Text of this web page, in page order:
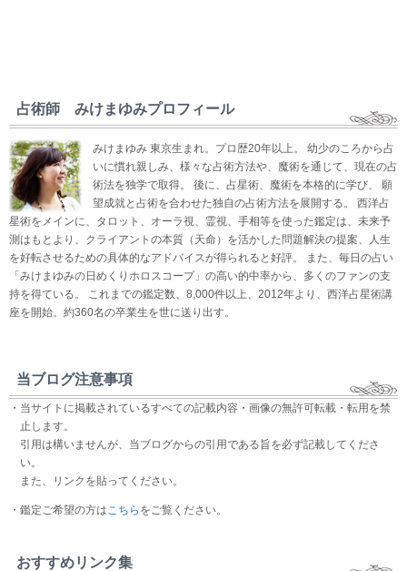
占術師 みけまゆみプロフィール
みけまゆみ 東京生まれ。プロ歴20年以上。 幼少のころから占
いに慣れ親しみ、様々な占術方法や、魔術を通じて、現在の占
術法を独学で取得。 後に、占星術、魔術を本格的に学び、 願
望成就と占術を合わせた独自の占術方法を展開する。 西洋占
星術をメインに、タロット、オーラ視、霊視、手相等を使った鑑定は、未来予
測はもとより、クライアントの本質（天命）を活かした問題解決の提案、人生
を好転させるための具体的なアドバイスが得られると好評。 また、毎日の占い
「みけまゆみの日めくりホロスコープ」の高い的中率から、多くのファンの支
持を得ている。 これまでの鑑定数、8,000件以上、2012年より、西洋占星術講
座を開始。約360名の卒業生を世に送り出す。
当ブログ注意事項
・当サイトに掲載されているすべての記載内容・画像の無許可転載・転用を禁
止します。
引用は構いませんが、当ブログからの引用である旨を必ず記載してくださ
い。
また、リンクを貼ってください。
・鑑定ご希望の方はこちら をご覧ください。
おすすめリンク集